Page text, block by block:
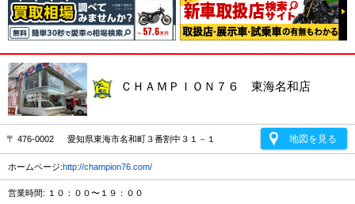
ＣＨＡＭＰＩＯＮ７６ 東海名和店
〒 476-0002 愛知県東海市名和町３番割中３１－１ 地図を見る
ホームページ:http://champion76.com/
営業時間: １０：００〜１９：００